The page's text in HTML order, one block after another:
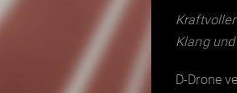
Klang
D-Drone